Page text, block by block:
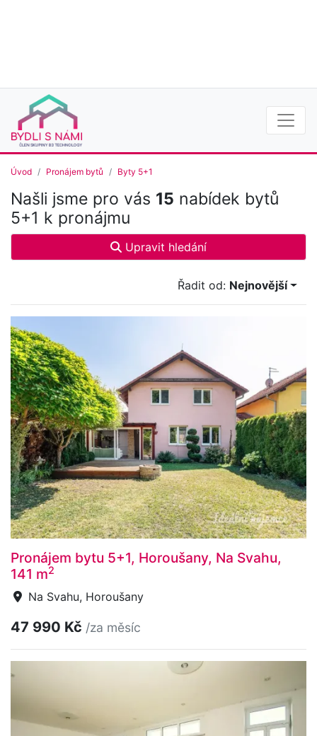
Úvod Pronájem bytů Byty 5+1
Našli jsme pro vás 15 nabídek bytů
5+1 k pronájmu
Upravit hledání
Řadit od: Nejnovější
Pronájem bytu 5+1, Horoušany, Na Svahu,
141 m2
Na Svahu, Horoušany
47 990 Kč /za měsíc